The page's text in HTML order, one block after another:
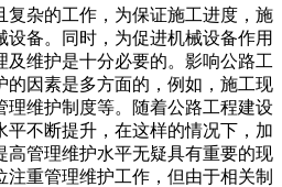
复杂的工作，为保证施工进度，施
设备。同时，为促进机械设备作用
及维护是十分必要的。影响公路工
的因素是多方面的，例如，施工现
理维护制度等。随着公路工程建设
平不断提升，在这样的情况下，加
高管理维护水平无疑具有重要的现
重管理维护工作，但由于相关制